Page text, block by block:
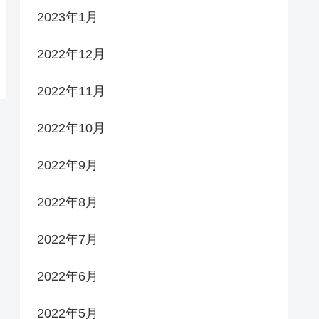
2023年1月
2022年12月
2022年11月
2022年10月
2022年9月
2022年8月
2022年7月
2022年6月
2022年5月